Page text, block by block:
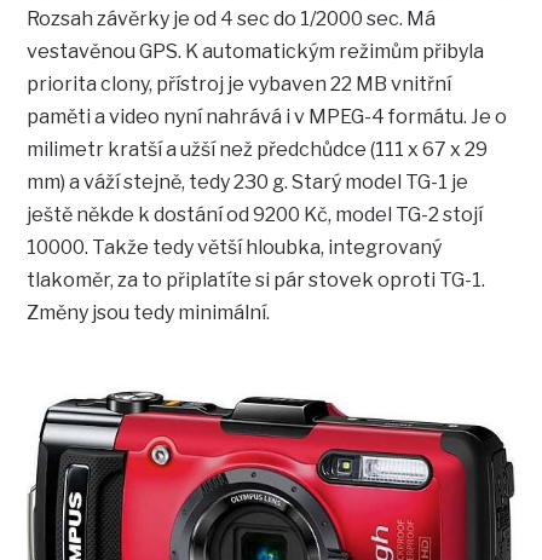
Rozsah závěrky je od 4 sec do 1/2000 sec. Má
vestavěnou GPS. K automatickým režimům přibyla
priorita clony, přístroj je vybaven 22 MB vnitřní
paměti a video nyní nahrává i v MPEG-4 formátu. Je o
milimetr kratší a užší než předchůdce (111 x 67 x 29
mm) a váží stejně, tedy 230 g. Starý model TG-1 je
ještě někde k dostání od 9200 Kč, model TG-2 stojí
10000. Takže tedy větší hloubka, integrovaný
tlakoměr, za to připlatíte si pár stovek oproti TG-1.
Změny jsou tedy minimální.